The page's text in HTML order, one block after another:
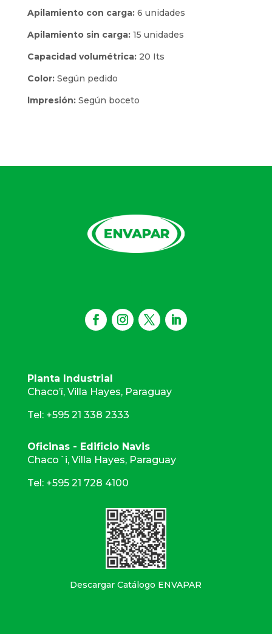
Apilamiento con carga:6 unidades
Apilamiento sin carga:15 unidades
Capacidad volumétrica:20 Its
Color:Según pedido
lmpresión:Según boceto
Planta Industrial
Chaco’í, Villa Hayes, Paraguay
Tel: +595 21 338 2333
Oficinas - Edificio Navis
Chaco´i, Villa Hayes, Paraguay
Tel: +595 21 728 4100
Descargar Catálogo ENVAPAR